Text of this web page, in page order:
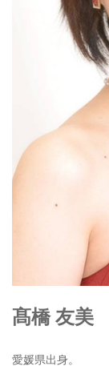
髙橋 友美
愛媛県出身。